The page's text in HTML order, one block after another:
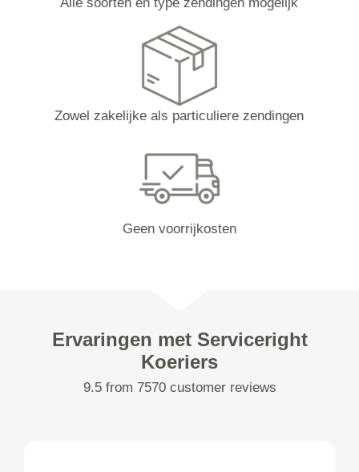
Zowel zakelijke als particuliere zendingen
Geen voorrijkosten
Ervaringen met Serviceright
Koeriers
9.5 from 7570 customer reviews